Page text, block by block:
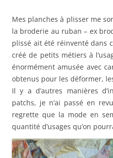
Mes planches à plisser me
la broderie au ruban – ex
plissé ait été réinventé dans
créé de petits métiers à
énormément amusée avec
obtenus pour les déformer,
Il y a d’autres manières
patchs, je n’ai passé en
regrette que la mode en
quantité d’usages qu’on